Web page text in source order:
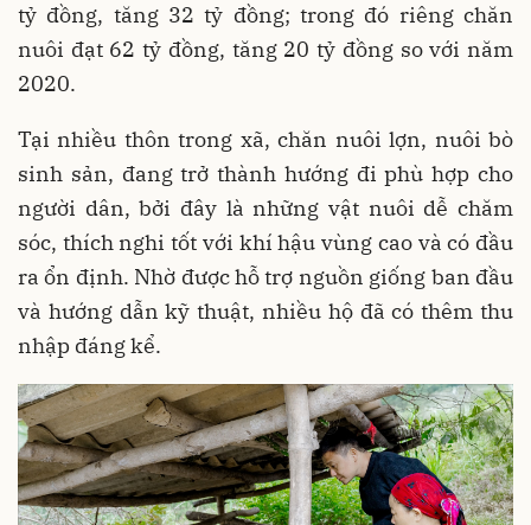
tỷ đồng, tăng 32 tỷ đồng; trong đó riêng chăn
nuôi đạt 62 tỷ đồng, tăng 20 tỷ đồng so với năm
2020.
Tại nhiều thôn trong xã, chăn nuôi lợn, nuôi bò
sinh sản, đang trở thành hướng đi phù hợp cho
người dân, bởi đây là những vật nuôi dễ chăm
sóc, thích nghi tốt với khí hậu vùng cao và có đầu
ra ổn định. Nhờ được hỗ trợ nguồn giống ban đầu
và hướng dẫn kỹ thuật, nhiều hộ đã có thêm thu
nhập đáng kể.